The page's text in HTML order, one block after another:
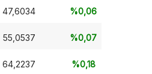
47,6034 %0,06
55,0537 %0,07
64,2237 %0,18